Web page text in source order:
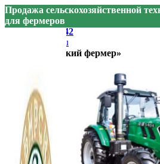
Продажа сельскохозяйственной
для фермеров
+7 905 074-74-42
sibfermer@bk.ru
ООО «Сибирский фермер»